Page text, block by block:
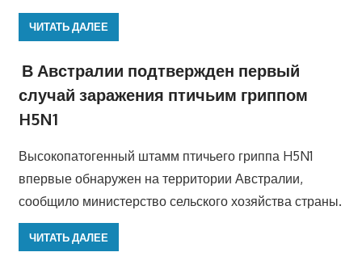
ЧИТАТЬ ДАЛЕЕ
В Австралии подтвержден первый
случай заражения птичьим гриппом
H5N1
Высокопатогенный штамм птичьего гриппа H5N1
впервые обнаружен на территории Австралии,
сообщило министерство сельского хозяйства страны.
ЧИТАТЬ ДАЛЕЕ